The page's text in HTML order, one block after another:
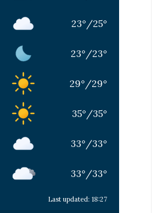
23° /25°
23° /23°
29° /29°
35° /35°
33° /33°
33° /33°
Last updated: 18:27